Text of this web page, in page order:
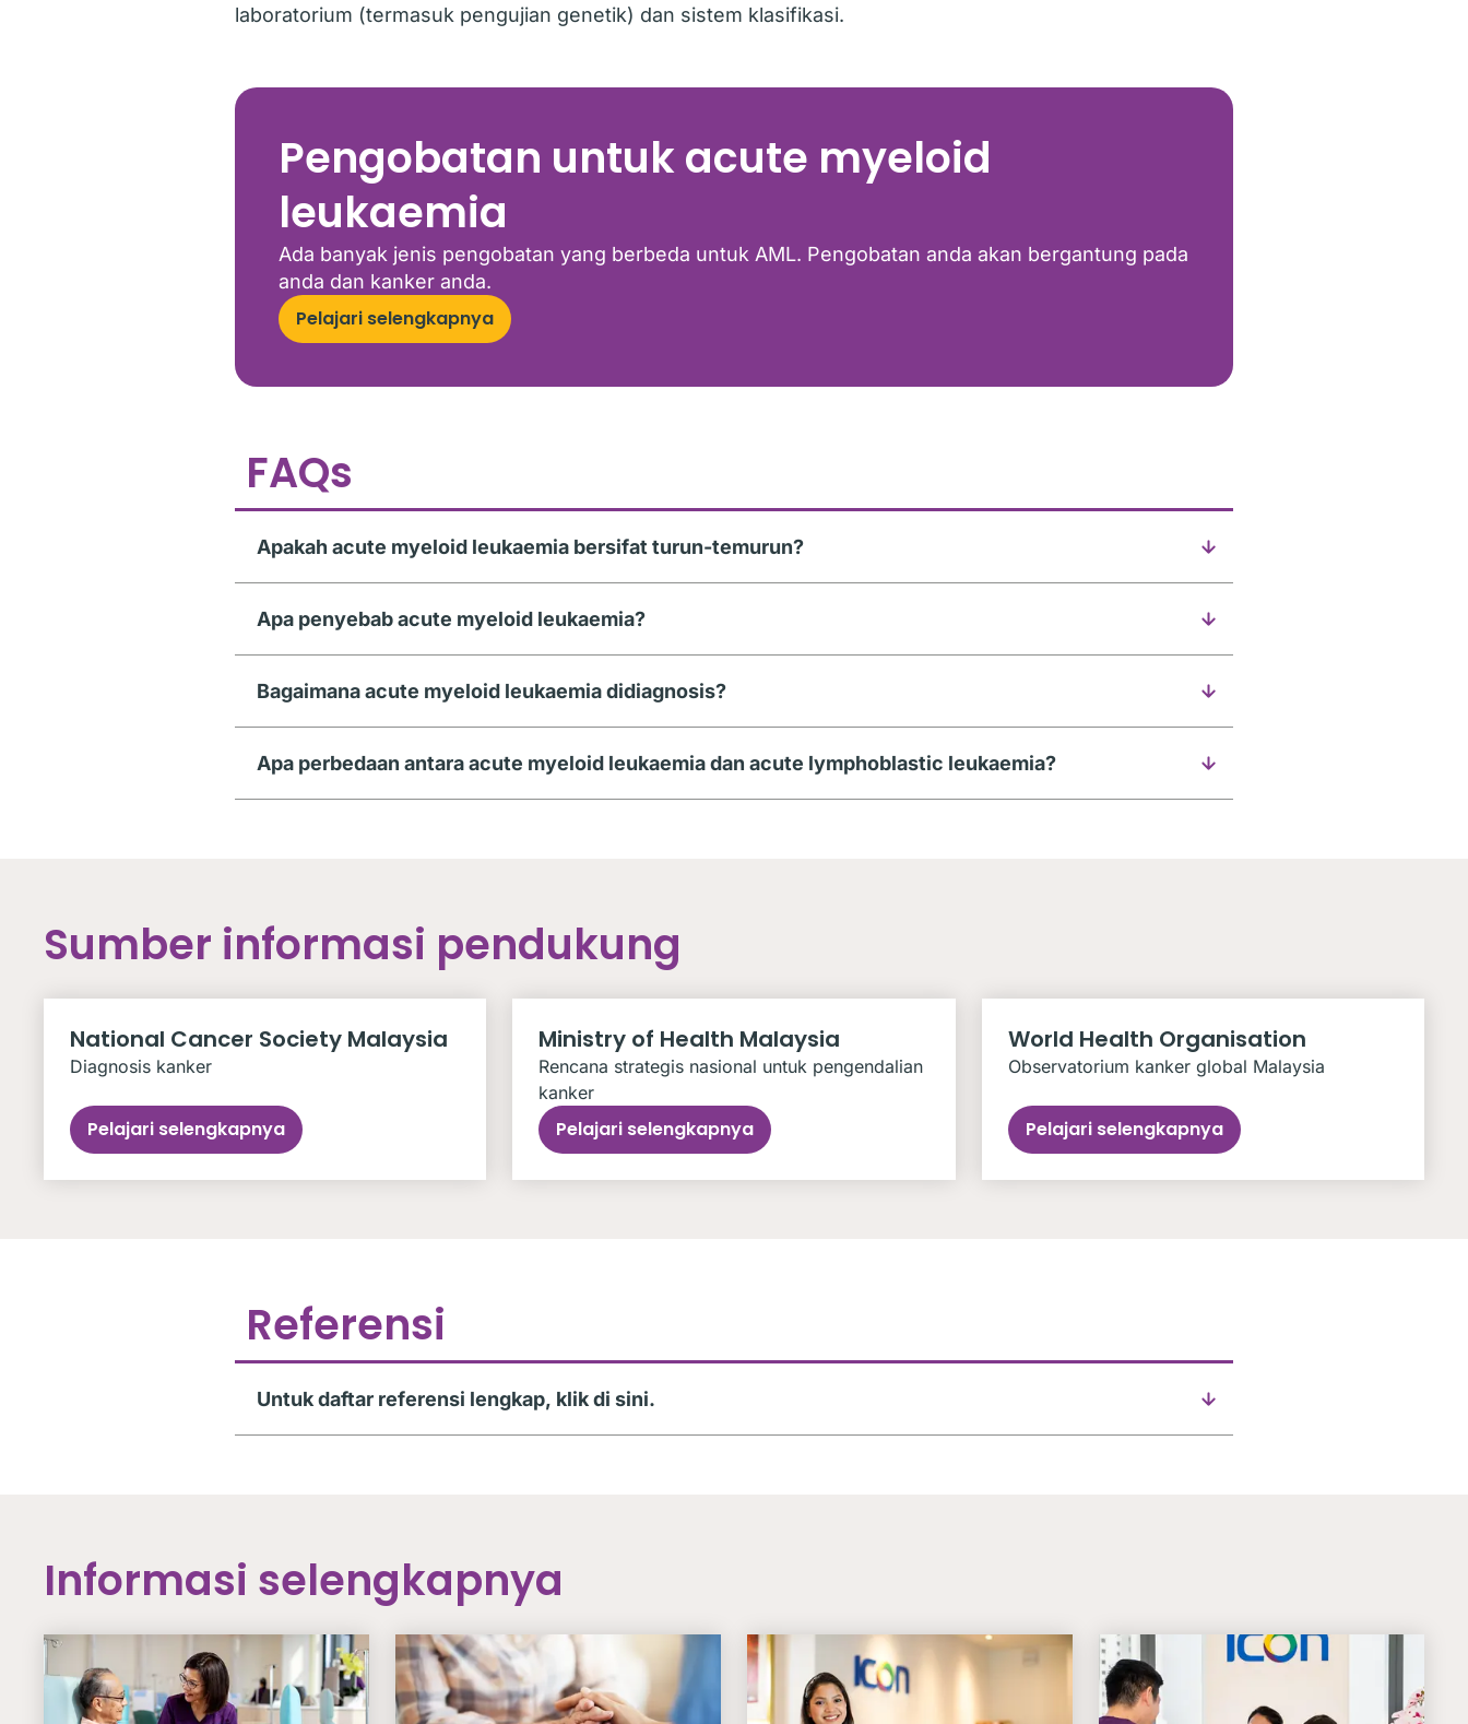
laboratorium (termasuk pengujian genetik) dan sistem klasifikasi.
Pengobatan untuk acute myeloid
leukaemia
Ada banyak jenis pengobatan yang berbeda untuk AML. Pengobatan anda akan bergantung pada
anda dan kanker anda.
Pelajari selengkapnya
FAQs
Apakah acute myeloid leukaemia bersifat turun-temurun?
Apa penyebab acute myeloid leukaemia?
Bagaimana acute myeloid leukaemia didiagnosis?
Apa perbedaan antara acute myeloid leukaemia dan acute lymphoblastic leukaemia?
Sumber informasi pendukung
National Cancer Society Malaysia
Diagnosis kanker
Pelajari selengkapnya
Ministry of Health Malaysia
Rencana strategis nasional untuk pengendalian
kanker
Pelajari selengkapnya
World Health Organisation
Observatorium kanker global Malaysia
Pelajari selengkapnya
Referensi
Untuk daftar referensi lengkap, klik di sini.
Informasi selengkapnya